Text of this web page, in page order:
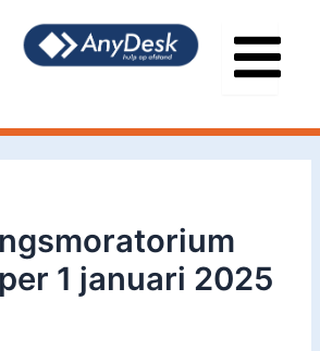
1 januari 2025